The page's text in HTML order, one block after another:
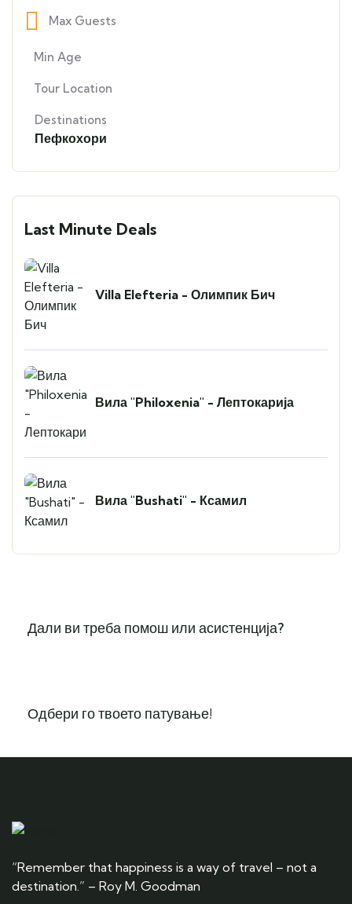
Max Guests
Min Age
Tour Location
Destinations
Пефкохори
Last Minute Deals
Villa Elefteria - Олимпик Бич
Вила "Philoxenia" - Лептокарија
Вила "Bushati" - Ксамил
Дали ви треба помош или асистенција?
Одбери го твоето патување!
“Remember that happiness is a way of travel – not a
destination.” – Roy M. Goodman